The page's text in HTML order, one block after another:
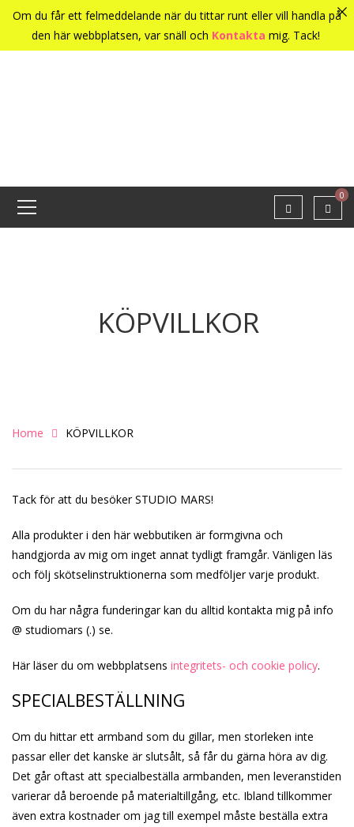
0
KÖPVILLKOR
Home KÖPVILLKOR
Tack för att du besöker STUDIO MARS!
Alla produkter i den här webbutiken är formgivna och
handgjorda av mig om inget annat tydligt framgår. Vänligen läs
och följ skötselinstruktionerna som medföljer varje produkt.
Om du har några funderingar kan du alltid kontakta mig på info
@ studiomars (.) se.
Här läser du om webbplatsens integritets- och cookie policy.
SPECIALBESTÄLLNING
Om du hittar ett armband som du gillar, men storleken inte
passar eller det kanske är slutsålt, så får du gärna höra av dig.
Det går oftast att specialbeställa armbanden, men leveranstiden
varierar då beroende på materialtillgång, etc. Ibland tillkommer
även extra kostnader om jag till exempel måste beställa extra
Om du får ett felmeddelande när du tittar runt eller vill handla på
den här webbplatsen, var snäll och Kontakta mig. Tack!